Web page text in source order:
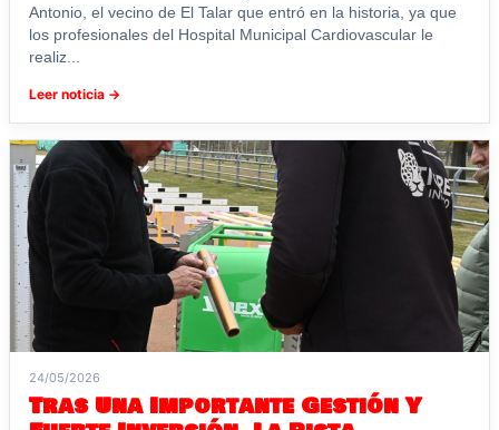
Antonio, el vecino de El Talar que entró en la historia, ya que
los profesionales del Hospital Municipal Cardiovascular le
realiz...
Leer noticia →
24/05/2026
Tras Una Importante Gestión Y